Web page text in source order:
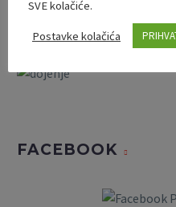
SAVJETOVANJE
FACEBOOK
SVE kolačiće.
Postavke kolačića